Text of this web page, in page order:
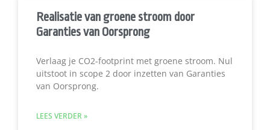
Realisatie van groene stroom door
Garanties van Oorsprong
Verlaag je CO2-footprint met groene stroom. Nul
uitstoot in scope 2 door inzetten van Garanties
van Oorsprong.
LEES VERDER »